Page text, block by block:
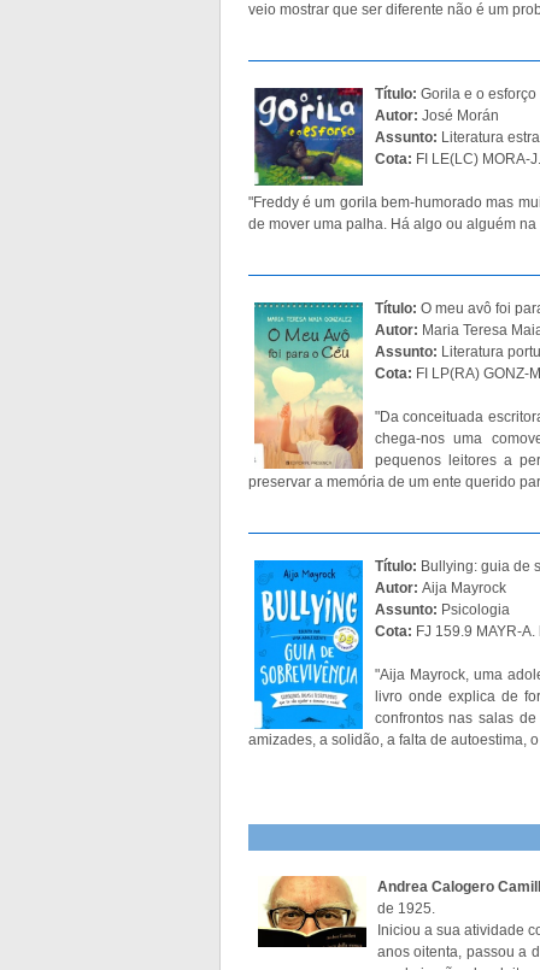
veio mostrar que ser diferente não é um
Título: Gorila e o esforço
Autor: José Morán
Assunto: Literatura
Cota: FI LE(LC) MORA-
"Freddy é um gorila bem-humorado mas
de mover uma palha. Há algo ou alguém
Título: O meu avô foi
Autor: Maria Teresa
Assunto: Literatura
Cota: FI LP(RA) GONZ-
"Da conceituada
chega-nos uma
pequenos leitores a
preservar a memória de um ente querido
Título: Bullying: guia de
Autor: Aija Mayrock
Assunto: Psicologia
Cota: FJ 159.9 MAYR-A.
"Aija Mayrock, uma
livro onde explica de
confrontos nas salas
amizades, a solidão, a falta de autoestima,
Andrea Calogero
de 1925.
Iniciou a sua atividade
anos oitenta, passou a